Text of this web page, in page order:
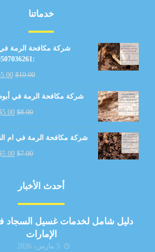
خدماتنا
شركة مكافحة الرمة
:0507036261
$10.00
5.00
شركة مكافحة الرمة في أبوظبي
$8.00
5.00
شركة مكافحة الرمة في ام القيوين
$7.00
5.00
أحدث الأخبار
دليل شامل لخدمات غسيل السجاد
الإمارات
5 مارس، 2026